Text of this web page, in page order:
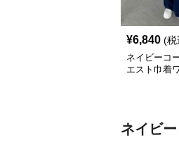
¥6,840 (税
ネイビーコ
エスト巾着
ネイビ